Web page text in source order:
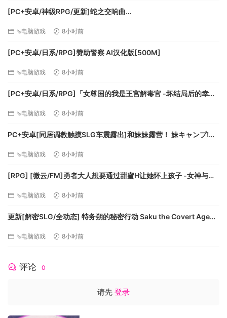
[PC+安卓/神级RPG/更新]蛇之交响曲
⇘电脑游戏 8小时前
[PC+安卓/日系/RPG]赞助警察 AI汉化版[500M]
⇘电脑游戏 8小时前
[PC+安卓/日系/RPG]「女尊国的我是王宫解毒官 -坏结局后的幸福
⇘电脑游戏 8小时前
PC+安卓[同居调教触摸SLG车震露出]和妹妹露营！ 妹キャンプ!
⇘电脑游戏 8小时前
[RPG] [微云/FM]勇者大人想要通过甜蜜H让她怀上孩子 -女神与淫
⇘电脑游戏 8小时前
更新[解密SLG/全动态] 特务朔的秘密行动 Saku the Covert Agent
⇘电脑游戏 8小时前
评论 0
请先 登录